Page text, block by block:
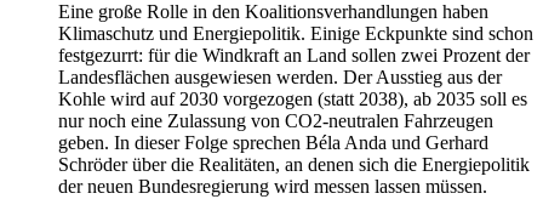
Eine große Rolle in den Koalitionsverhandlungen haben
Klimaschutz und Energiepolitik. Einige Eckpunkte sind schon
festgezurrt: für die Windkraft an Land sollen zwei Prozent der
Landesflächen ausgewiesen werden. Der Ausstieg aus der
Kohle wird auf 2030 vorgezogen (statt 2038), ab 2035 soll es
nur noch eine Zulassung von CO2-neutralen Fahrzeugen
geben. In dieser Folge sprechen Béla Anda und Gerhard
Schröder über die Realitäten, an denen sich die Energiepolitik
der neuen Bundesregierung wird messen lassen müssen.